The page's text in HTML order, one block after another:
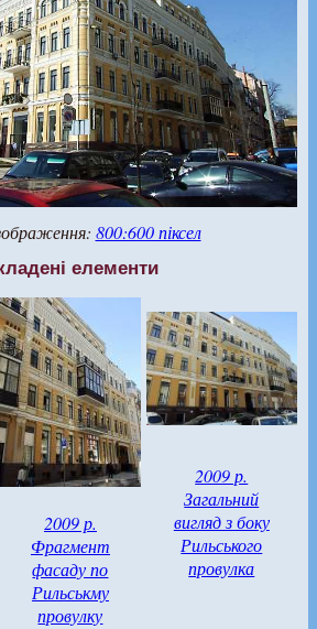
800:600 піксел
елементи
2009 р.
Фрагмент
фасаду по
Рильськму
провулку
2009 р.
Загальний
вигляд з боку
Рильського
провулка